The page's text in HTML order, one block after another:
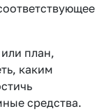
план,
каким
средства.